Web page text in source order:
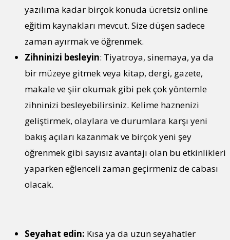
yazılıma kadar birçok konuda ücretsiz online
eğitim kaynakları mevcut. Size düşen sadece
zaman ayırmak ve öğrenmek.
Zihninizi besleyin: Tiyatroya, sinemaya, ya da
bir müzeye gitmek veya kitap, dergi, gazete,
makale ve şiir okumak gibi pek çok yöntemle
zihninizi besleyebilirsiniz. Kelime haznenizi
geliştirmek, olaylara ve durumlara karşı yeni
bakış açıları kazanmak ve birçok yeni şey
öğrenmek gibi sayısız avantajı olan bu etkinlikleri
yaparken eğlenceli zaman geçirmeniz de cabası
olacak.
Seyahat edin: Kısa ya da uzun seyahatler